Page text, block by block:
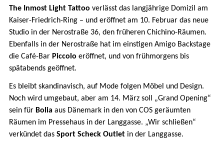
The Inmost Light Tattoo verlässt das langjährige Domizil am
Kaiser-Friedrich-Ring – und eröffnet am 10. Februar das neue
Studio in der Nerostraße 36, den früheren Chichino-Räumen.
Ebenfalls in der Nerostraße hat im einstigen Amigo Backstage
die Café-Bar Piccolo eröffnet, und von frühmorgens bis
spätabends geöffnet.
Es bleibt skandinavisch, auf Mode folgen Möbel und Design.
Noch wird umgebaut, aber am 14. März soll „Grand Opening“
sein für Bolia aus Dänemark in den von COS geräumten
Räumen im Pressehaus in der Langgasse. „Wir schließen“
verkündet das Sport Scheck Outlet in der Langgasse.